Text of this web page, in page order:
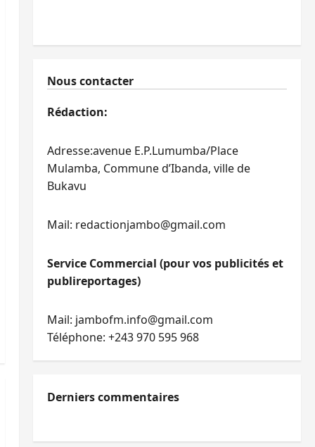
Nous contacter
Rédaction:
Adresse:avenue E.P.Lumumba/Place
Mulamba, Commune d’Ibanda, ville de
Bukavu
Mail: redactionjambo@gmail.com
Service Commercial (pour vos publicités et
publireportages)
Mail: jambofm.info@gmail.com
Téléphone: +243 970 595 968
Derniers commentaires